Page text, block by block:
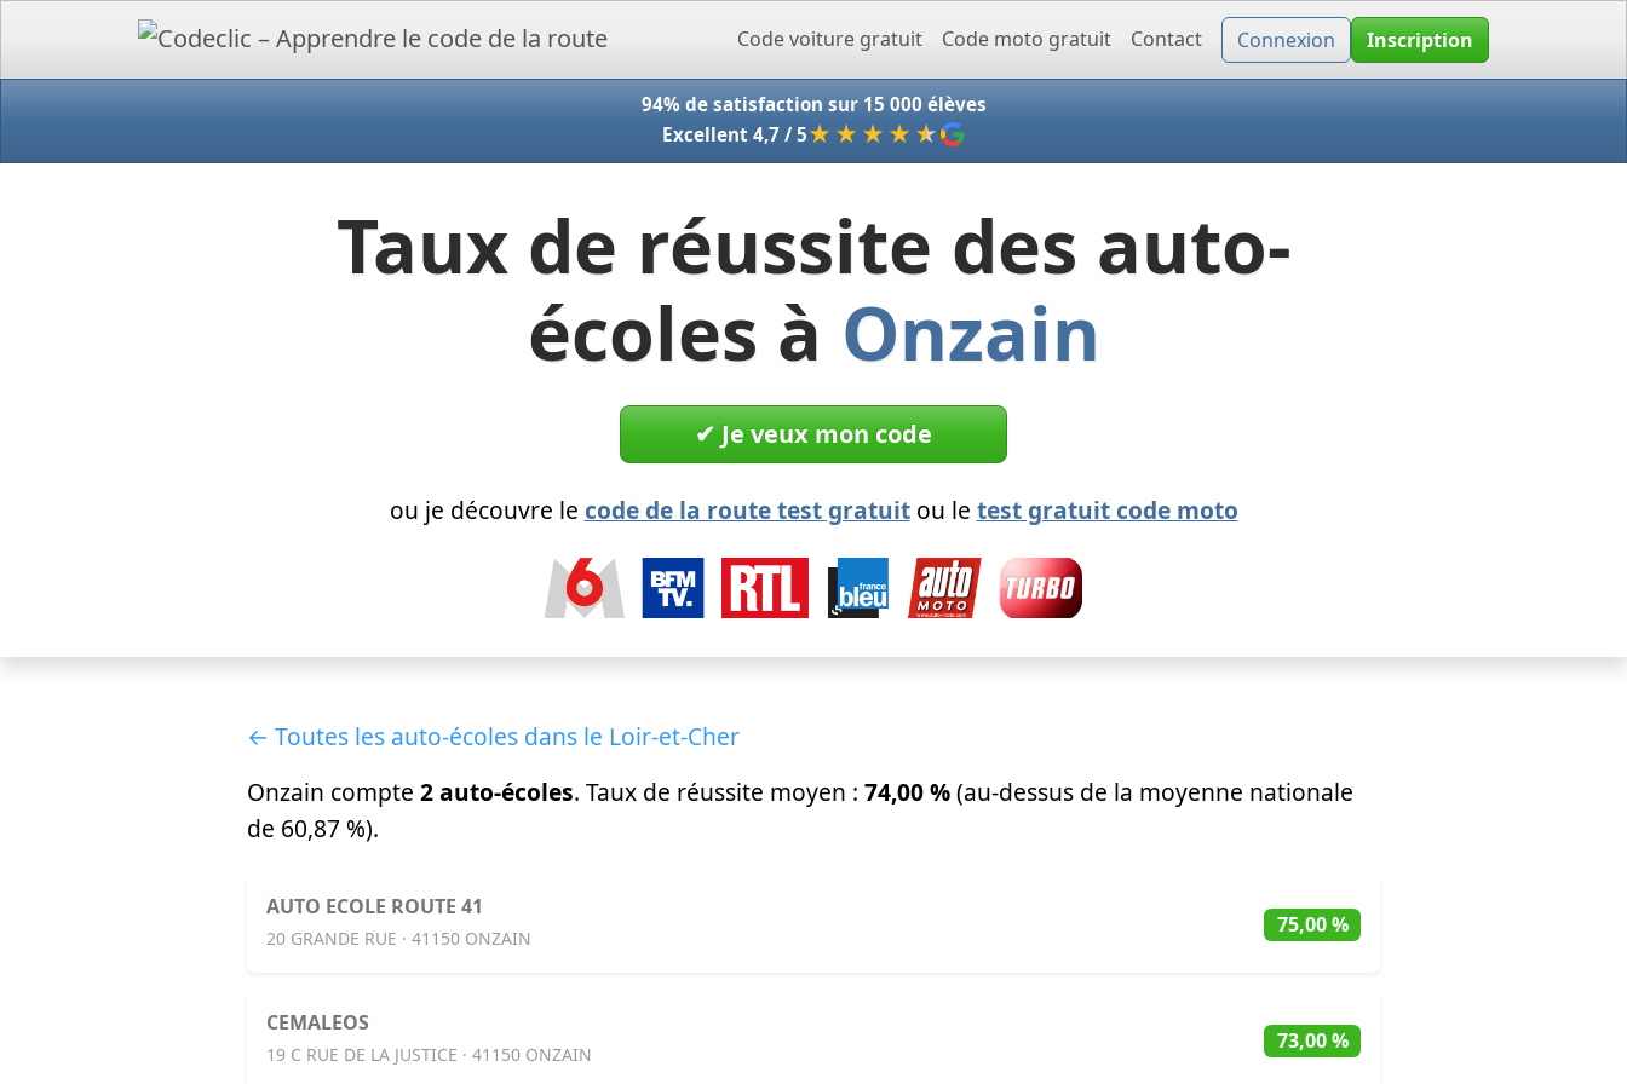
Accueil - CodeclicCode voiture gratuit Code moto gratuit Contact Connexion Inscription
94% de satisfaction sur 15 000 élèves
Excellent 4,7 / 5★★★★ ★
Taux de réussite des auto-
écoles à Onzain
✔︎ Je veux mon code
ou je découvre le code de la route test gratuitou le test gratuit code moto
← Toutes les auto-écoles dans le Loir-et-Cher
Onzain compte 2 auto-écoles. Taux de réussite moyen : 74,00 %(au-dessus de la moyenne nationale
de 60,87 %).
AUTO ECOLE ROUTE 41
20 GRANDE RUE · 41150 ONZAIN
75,00 %
CEMALEOS
19 C RUE DE LA JUSTICE · 41150 ONZAIN
73,00 %